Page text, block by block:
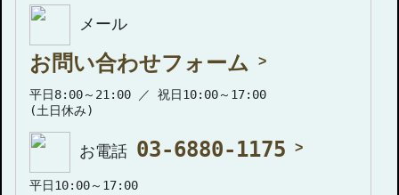
メール
お問い合わせフォーム
平日8:00～21:00 ／ 祝日10:00～17:00
(土日休み)
お電話 03-6880-1175
平日10:00～17:00